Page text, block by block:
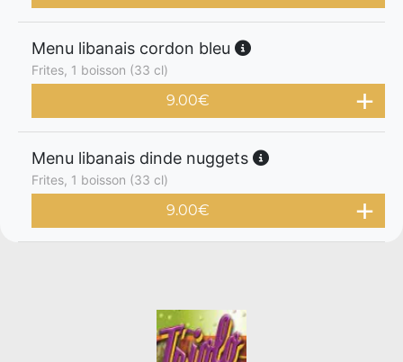
Menu libanais cordon bleu
Frites, 1 boisson (33 cl)
9.00€
Menu libanais dinde nuggets
Frites, 1 boisson (33 cl)
9.00€